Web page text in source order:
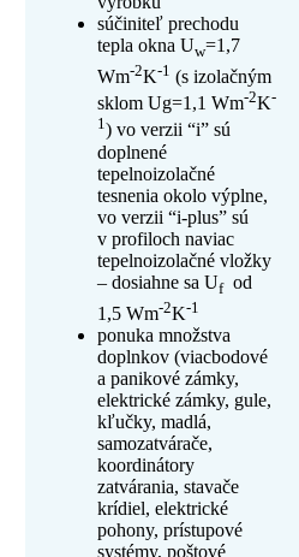
súčiniteľ prechodu
tepla okna Uw=1,7
Wm-2K-1 (s izolačným
sklom Ug=1,1 Wm-2K-
1) vo verzii “i” sú
doplnené
tepelnoizolačné
tesnenia okolo výplne,
vo verzii “i-plus” sú
v profiloch naviac
tepelnoizolačné vložky
– dosiahne sa Ufod
1,5 Wm-2K-1
ponuka množstva
doplnkov (viacbodové
a panikové zámky,
elektrické zámky, gule,
kľučky, madlá,
samozatvárače,
koordinátory
zatvárania, stavače
krídiel, elektrické
pohony, prístupové
systémy, poštové